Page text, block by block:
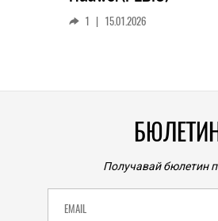
1 | 15.01.2026
Получавай бюлетин